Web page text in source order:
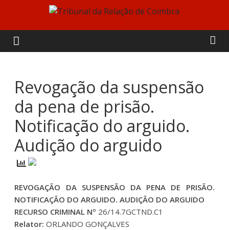
content
Tribunal
da
Relação
de
Coimbra
Revogação da suspensão
da pena de prisão.
Notificação do arguido.
Audição do arguido
REVOGAÇÃO DA SUSPENSÃO DA PENA DE PRISÃO.
NOTIFICAÇÃO DO ARGUIDO. AUDIÇÃO DO ARGUIDO
RECURSO CRIMINAL Nº 26/14.7GCTND.C1
Relator:ORLANDO GONÇALVES